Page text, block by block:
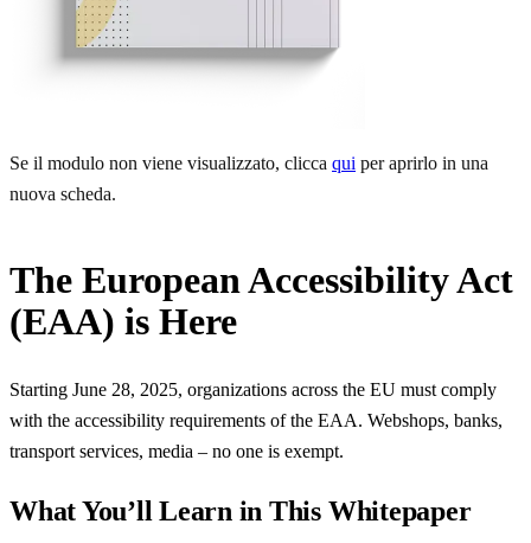
Se il modulo non viene visualizzato, clicca qui per aprirlo in una
nuova scheda.
The European Accessibility Act
(EAA) is Here
Starting June 28, 2025, organizations across the EU must comply
with the accessibility requirements of the EAA. Webshops, banks,
transport services, media – no one is exempt.
What You’ll Learn in This Whitepaper